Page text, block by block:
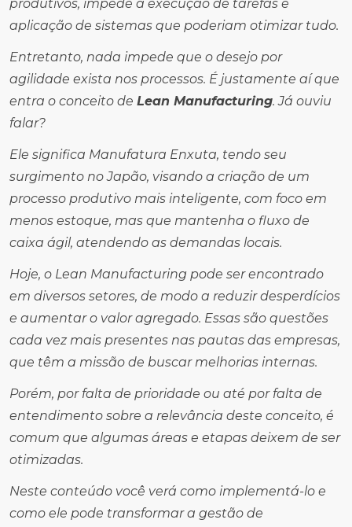
produtivos, impede a execução de tarefas e
aplicação de sistemas que poderiam otimizar tudo.
Entretanto, nada impede que o desejo por
agilidade exista nos processos. É justamente aí que
entra o conceito de Lean Manufacturing. Já ouviu
falar?
Ele significa Manufatura Enxuta, tendo seu
surgimento no Japão, visando a criação de um
processo produtivo mais inteligente, com foco em
menos estoque, mas que mantenha o fluxo de
caixa ágil, atendendo as demandas locais.
Hoje, o Lean Manufacturing pode ser encontrado
em diversos setores, de modo a reduzir desperdícios
e aumentar o valor agregado. Essas são questões
cada vez mais presentes nas pautas das empresas,
que têm a missão de buscar melhorias internas.
Porém, por falta de prioridade ou até por falta de
entendimento sobre a relevância deste conceito, é
comum que algumas áreas e etapas deixem de ser
otimizadas.
Neste conteúdo você verá como implementá-lo e
como ele pode transformar a gestão de